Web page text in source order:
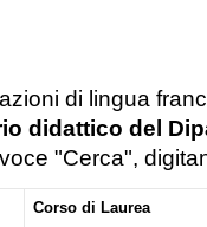
di lingua
didattico del
"Cerca",
Corso di Laurea